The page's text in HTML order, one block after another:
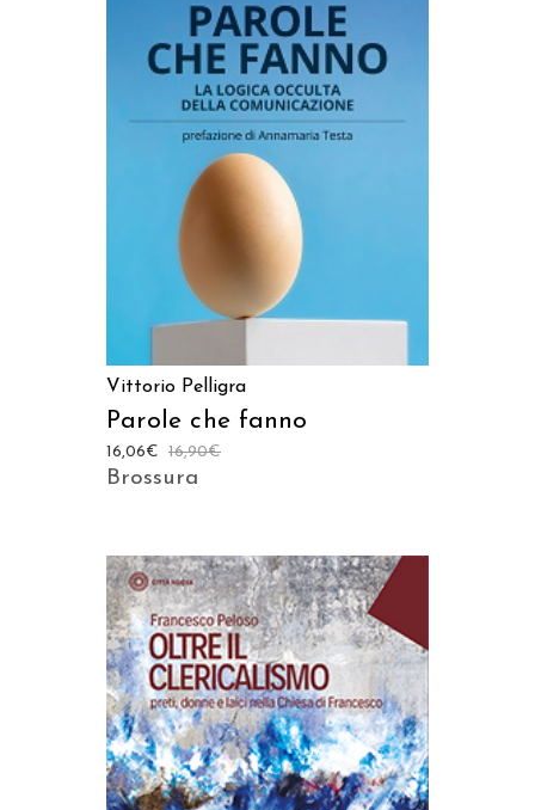
AGGIUNGI AL CARRELLO
Vittorio Pelligra
Parole che fanno
16,90€
16,06€
Brossura
AGGIUNGI AL CARRELLO